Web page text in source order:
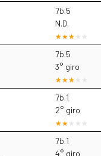
7b.5
N.D.
7b.5
3° giro
7b.1
2° giro
7b.1
4° giro